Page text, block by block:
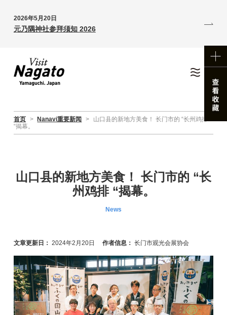
2026年5月20日
元乃隅神社参拜须知 2026
首页 > Nanavi重要新闻 >
山口县的新地方美食！ 长门市的 “长州鸡排
“揭幕。
山口县的新地方美食！ 长门市的 “长
州鸡排 “揭幕。
News
文章更新日： 2024年2月20日 作者信息： 长门市观光会展协会